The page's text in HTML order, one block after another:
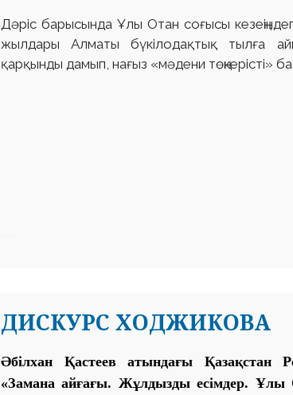
Дәріс барысында Ұлы Отан соғысы
жылдары Алматы бүкілодақтық тылға
қарқынды дамып, нағыз «мәдени төңкерісті»
ДИСКУРС ХОДЖИКОВА
Әбілхан Қастеев атындағы Қазақстан
«Замана айғағы. Жұлдызды есімдер.